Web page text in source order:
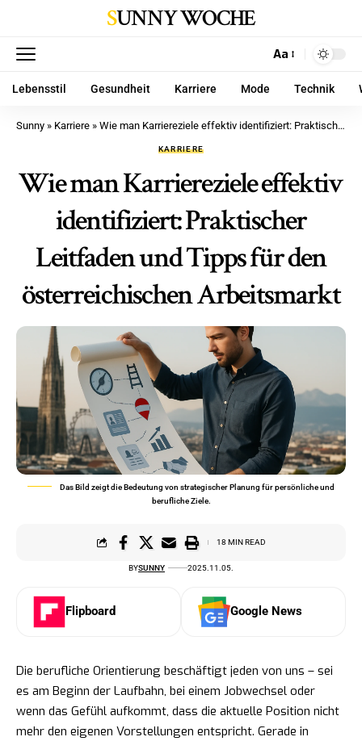
SUNNY WOCHE
Aa
Lebensstil Gesundheit Karriere Mode Technik
Sunny » Karriere » Wie man Karriereziele effektiv identifiziert: Praktischer Leitfaden und Tipps für den österreichischen Arbeitsmarkt
KARRIERE
Wie man Karriereziele effektiv
identifiziert: Praktischer
Leitfaden und Tipps für den
österreichischen Arbeitsmarkt
Das Bild zeigt die Bedeutung von strategischer Planung für persönliche und
berufliche Ziele.
BYSUNNY 2025.11.05.
18 MIN READ
Flipboard Google News
Die berufliche Orientierung beschäftigt jeden von uns – sei
es am Beginn der Laufbahn, bei einem Jobwechsel oder
wenn das Gefühl aufkommt, dass die aktuelle Position nicht
mehr den eigenen Vorstellungen entspricht. Gerade in